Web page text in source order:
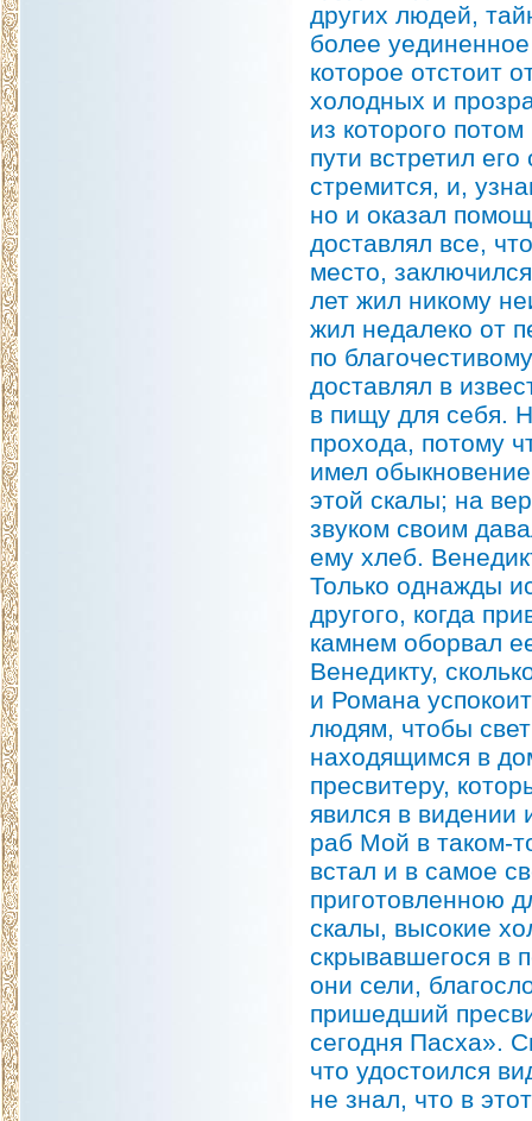
других людей,
более
которое отстоит
холодных и
из которого
пути встретил
стремится, и,
но и оказал
доставлял все,
место,
лет жил никому
жил недалеко от
по
доставлял в
в пищу для себя.
прохода, потому
имел
этой скалы; на
звуком своим
ему хлеб.
Только однажды
другого, когда
камнем оборвал
Венедикту,
и Романа
людям, чтобы
находящимся в
пресвитеру,
явился в видении
раб Мой в таком-
встал и в самое
приготовленною
скалы, высокие
скрывавшегося в
они сели,
пришедший
сегодня Пасха».
что удостоился
не знал, что в